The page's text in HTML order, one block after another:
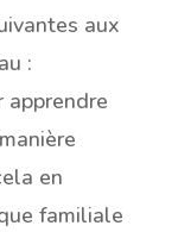
aux
:
apprendre
en
familiale